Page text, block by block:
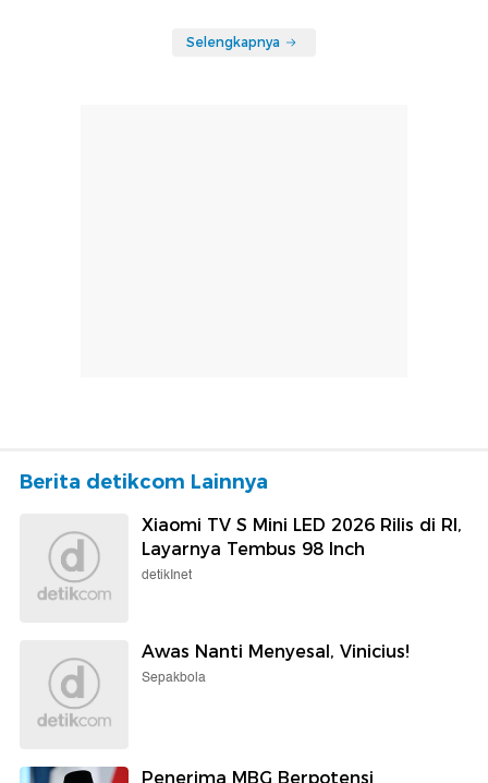
Selengkapnya
Berita detikcom Lainnya
Xiaomi TV S Mini LED 2026 Rilis di RI,
Layarnya Tembus 98 Inch
detikInet
Awas Nanti Menyesal, Vinicius!
Sepakbola
Penerima MBG Berpotensi